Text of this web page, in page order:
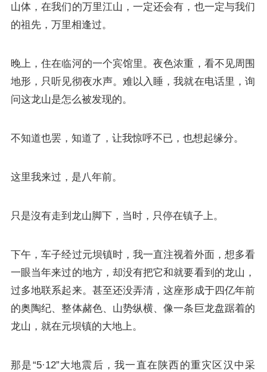
山体，在我们的万里江山，一定还会有，也一定与我们
的祖先，万里相逢过。
晚上，住在临河的一个宾馆里。夜色浓重，看不见周围
地形，只听见彻夜水声。难以入睡，我就在电话里，询
问这龙山是怎么被发现的。
不知道也罢，知道了，让我惊呼不已，也想起缘分。
这里我来过，是八年前。
只是沒有走到龙山脚下，当时，只停在镇子上。
下午，车子经过元坝镇时，我一直注视着外面，想多看
一眼当年来过的地方，却没有把它和就要看到的龙山，
过多地联系起来。甚至还没弄清，这座形成于四亿年前
的奥陶纪、整体赭色、山势纵横、像一条巨龙盘踞着的
龙山，就在元坝镇的大地上。
那是“5·12”大地震后，我一直在陕西的重灾区汉中采